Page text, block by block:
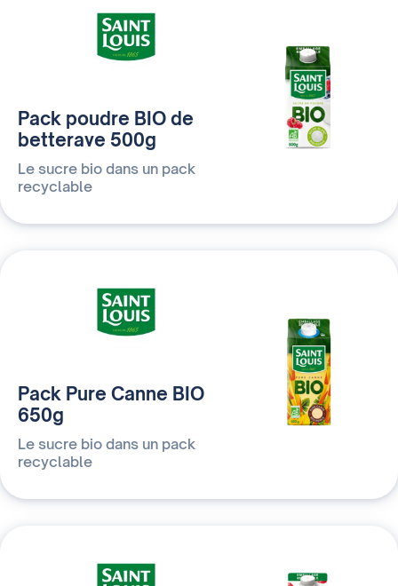
Pack poudre BIO de
betterave 500g
Le sucre bio dans un pack
recyclable
Pack Pure Canne BIO
650g
Le sucre bio dans un pack
recyclable